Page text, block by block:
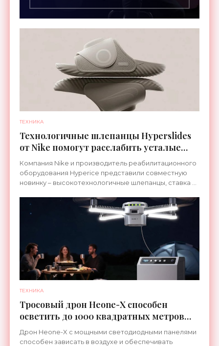
ТЕХНИКА
Технологичные шлепанцы Hyperslides
от Nike помогут расслабить усталые
ноги после тренировки - «Гаджеты»
Компания Nike и производитель реабилитационного
оборудования Hyperice представили совместную
новинку – высокотехнологичные шлепанцы, ставка в
ТЕХНИКА
Тросовый дрон Heone-X способен
осветить до 1000 квадратных метров
земли - «Беспилотники»
Дрон Heone-X с мощными светодиодными панелями
способен зависать в воздухе и обеспечивать